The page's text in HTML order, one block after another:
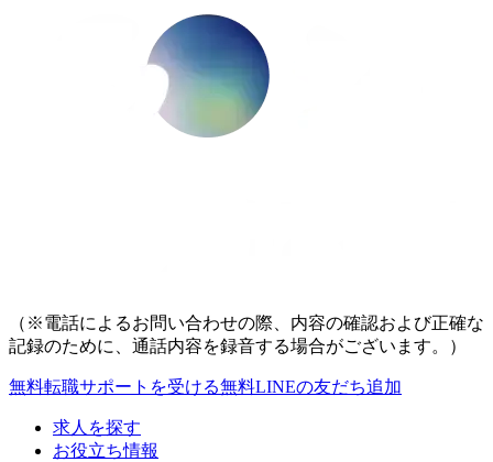
（※電話によるお問い合わせの際、内容の確認および正確な
記録のために、通話内容を録音する場合がございます。）
無料転職サポートを受ける無料LINEの友だち追加
求人を探す
お役立ち情報